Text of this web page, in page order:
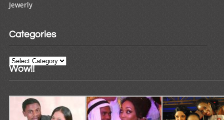
Jewerly
Categories
Categories
Wow!!